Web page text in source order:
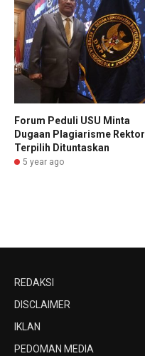
Forum Peduli USU Minta
Dugaan Plagiarisme Rektor
Terpilih Dituntaskan
5 year ago
REDAKSI
DISCLAIMER
IKLAN
PEDOMAN MEDIA